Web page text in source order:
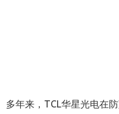
多年来，TCL华星光电在